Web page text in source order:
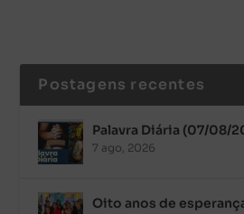
Postagens recentes
Palavra Diária (07/08/
7 ago, 2026
Oito anos de